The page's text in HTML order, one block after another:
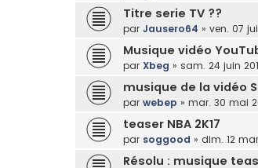
Titre serie TV ??
par Jausero64 » ven. 07
Musique vidéo
par Xbeg » sam. 24 juin
musique de la vidéo
par webep » mar. 30 mai
teaser NBA 2K17
par soggood » dim. 12
Résolu : musique